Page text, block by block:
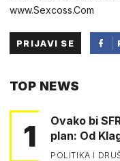
www.Sexcoss.Com
PRIJAVI SE
TOP NEWS
1
Ovako bi
plan: Od
POLITIKA I